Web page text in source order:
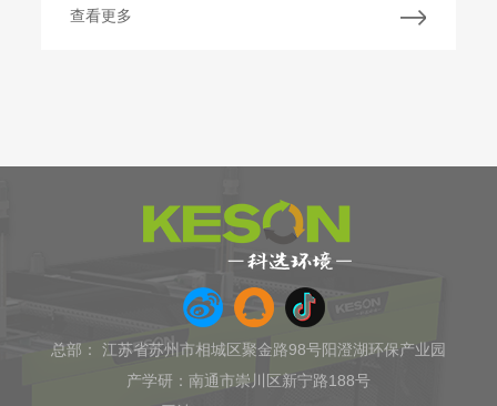
查看更多
总部： 江苏省苏州市相城区聚金路98号阳澄湖环保产业园
产学研：南通市崇川区新宁路188号